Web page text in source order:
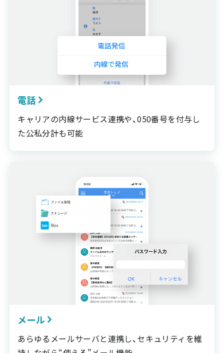
電話
キャリアの内線サービス連携や、050番号を付与し
た公私分計も可能
メール
あらゆるメールサーバと連携し、セキュリティを維